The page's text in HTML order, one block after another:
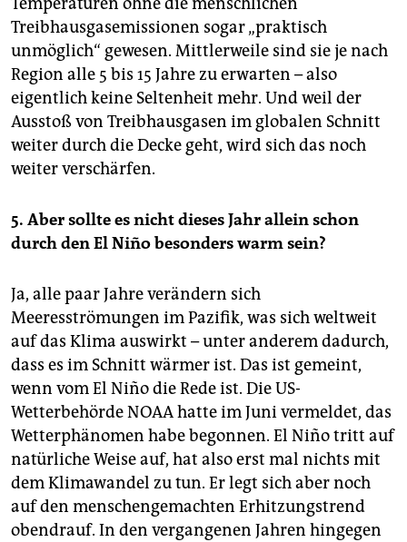
Treibhausgasemissionen sogar „praktisch
unmöglich“ gewesen. Mittlerweile sind sie je nach
Region alle 5 bis 15 Jahre zu erwarten – also
eigentlich keine Seltenheit mehr. Und weil der
Ausstoß von Treibhausgasen im globalen Schnitt
weiter durch die Decke geht, wird sich das noch
weiter verschärfen.
5. Aber sollte es nicht dieses Jahr allein schon
durch den El Niño besonders warm sein?
Ja, alle paar Jahre verändern sich
Meeresströmungen im Pazifik, was sich weltweit
auf das Klima auswirkt – unter anderem dadurch,
dass es im Schnitt wärmer ist. Das ist gemeint,
wenn vom El Niño die Rede ist. Die US-
Wetterbehörde NOAA hatte im Juni vermeldet, das
Wetterphänomen habe begonnen. El Niño tritt auf
natürliche Weise auf, hat also erst mal nichts mit
dem Klimawandel zu tun. Er legt sich aber noch
auf den menschengemachten Erhitzungstrend
obendrauf. In den vergangenen Jahren hingegen